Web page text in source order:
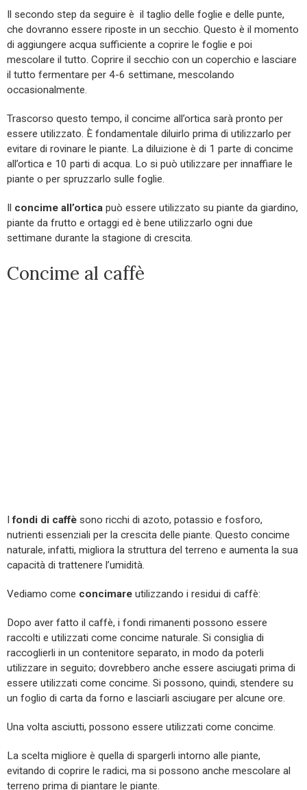
Il secondo step da seguire è il taglio delle foglie e delle punte,
che dovranno essere riposte in un secchio. Questo è il momento
di aggiungere acqua sufficiente a coprire le foglie e poi
mescolare il tutto. Coprire il secchio con un coperchio e lasciare
il tutto fermentare per 4-6 settimane, mescolando
occasionalmente.
Trascorso questo tempo, il concime all’ortica sarà pronto per
essere utilizzato. È fondamentale diluirlo prima di utilizzarlo per
evitare di rovinare le piante. La diluizione è di 1 parte di concime
all’ortica e 10 parti di acqua. Lo si può utilizzare per innaffiare le
piante o per spruzzarlo sulle foglie.
Il concime all’ortica può essere utilizzato su piante da giardino,
piante da frutto e ortaggi ed è bene utilizzarlo ogni due
settimane durante la stagione di crescita.
Concime al caffè
Ifondi di caffè sono ricchi di azoto, potassio e fosforo,
nutrienti essenziali per la crescita delle piante. Questo concime
naturale, infatti, migliora la struttura del terreno e aumenta la sua
capacità di trattenere l’umidità.
Vediamo come concimare utilizzando i residui di caffè:
Dopo aver fatto il caffè, i fondi rimanenti possono essere
raccolti e utilizzati come concime naturale. Si consiglia di
raccoglierli in un contenitore separato, in modo da poterli
utilizzare in seguito; dovrebbero anche essere asciugati prima di
essere utilizzati come concime. Si possono, quindi, stendere su
un foglio di carta da forno e lasciarli asciugare per alcune ore.
Una volta asciutti, possono essere utilizzati come concime.
La scelta migliore è quella di spargerli intorno alle piante,
evitando di coprire le radici, ma si possono anche mescolare al
terreno prima di piantare le piante.